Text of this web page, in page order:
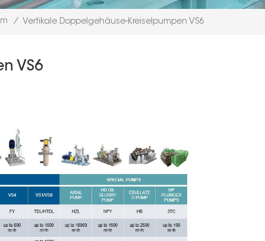
/ Vertikale Doppelgehäuse-Kreiselpumpen VS6
VS6